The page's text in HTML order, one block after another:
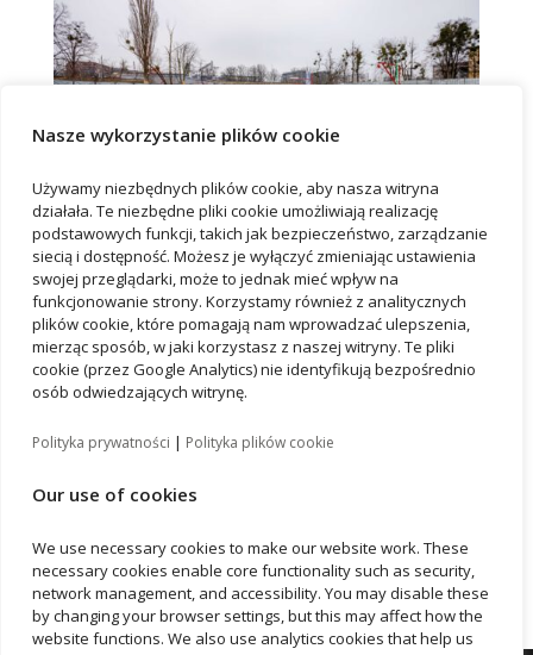
Nasze wykorzystanie plików cookie
Używamy niezbędnych plików cookie, aby nasza witryna
działała. Te niezbędne pliki cookie umożliwiają realizację
podstawowych funkcji, takich jak bezpieczeństwo, zarządzanie
siecią i dostępność. Możesz je wyłączyć zmieniając ustawienia
swojej przeglądarki, może to jednak mieć wpływ na
funkcjonowanie strony. Korzystamy również z analitycznych
plików cookie, które pomagają nam wprowadzać ulepszenia,
mierząc sposób, w jaki korzystasz z naszej witryny. Te pliki
cookie (przez Google Analytics) nie identyfikują bezpośrednio
osób odwiedzających witrynę.
Polityka prywatności | Polityka plików cookie
Our use of cookies
We use necessary cookies to make our website work. These
necessary cookies enable core functionality such as security,
network management, and accessibility. You may disable these
by changing your browser settings, but this may affect how the
website functions. We also use analytics cookies that help us
Ostatnie wpisy
Kolejna firma otworzyła biuro we wrocławskim B10
Certyfikat WELL dla najnowszego biurowca Vastint we
Wrocławiu
WiredScore Platinum
Hotel Element Wrocław z certyfikatem LEED Gold